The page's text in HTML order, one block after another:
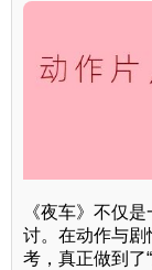
《夜车》不仅
讨。在动作与剧
考，真正做到了